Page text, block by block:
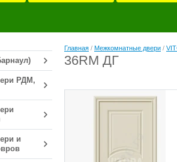
РДМ,
и
Главная / Межкомнатные двери /
36RM ДГ